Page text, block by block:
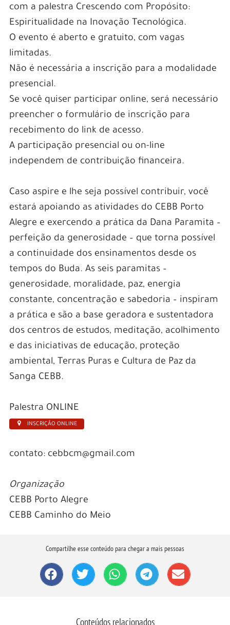
com a palestra Crescendo com Propósito:
Espiritualidade na Inovação Tecnológica.
O evento é aberto e gratuito, com vagas
limitadas.
Não é necessária a inscrição para a modalidade
presencial.
Se você quiser participar online, será necessário
preencher o formulário de inscrição para
recebimento do link de acesso.
A participação presencial ou on-line
independem de contribuição financeira.
Caso aspire e lhe seja possível contribuir, você
estará apoiando as atividades do CEBB Porto
Alegre e exercendo a prática da Dana Paramita –
perfeição da generosidade – que torna possível
a continuidade dos ensinamentos desde os
tempos do Buda. As seis paramitas –
generosidade, moralidade, paz, energia
constante, concentração e sabedoria – inspiram
a prática e são a base geradora e sustentadora
dos centros de estudos, meditação, acolhimento
e das iniciativas de educação, proteção
ambiental, Terras Puras e Cultura de Paz da
Sanga CEBB.
Palestra ONLINE
INSCRIÇÃO ONLINE
contato: cebbcm@gmail.com
Organização
CEBB Porto Alegre
CEBB Caminho do Meio
Compartilhe esse conteúdo para chegar a mais pessoas
Conteúdos relacionados